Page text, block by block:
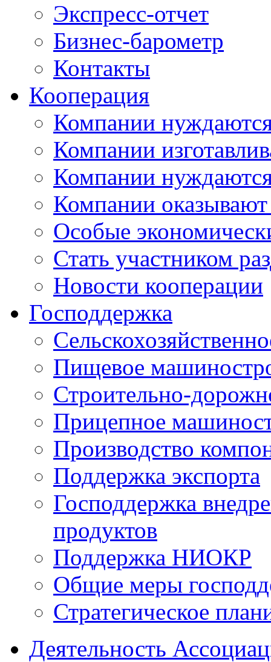
Экспресс-отчет
Бизнес-барометр
Контакты
Кооперация
Компании
Компании
Компании
Компании оказывают
Особые
Стать участником
Новости кооперации
Господдержка
Пищевое
Строительно-
Прицепное
Производство
Поддержка экспорта
Господдержка
продуктов
Поддержка НИОКР
Общие меры
Стратегическое
Деятельность